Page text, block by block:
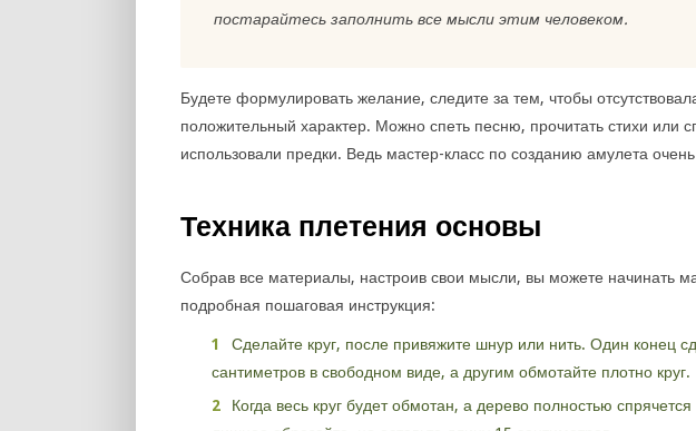
постарайтесь заполнить все мысли этим человеком.
Будете формулировать желание, следите за тем, чтобы
положительный характер. Можно спеть песню, прочитать стихи или
использовали предки. Ведь мастер-класс по созданию амулета
Техника плетения основы
Собрав все материалы, настроив свои мысли, вы можете начинать
подробная пошаговая инструкция:
Сделайте круг, после привяжите шнур или нить. Один конец
сантиметров в свободном виде, а другим обмотайте плотно круг.
Когда весь круг будет обмотан, а дерево полностью